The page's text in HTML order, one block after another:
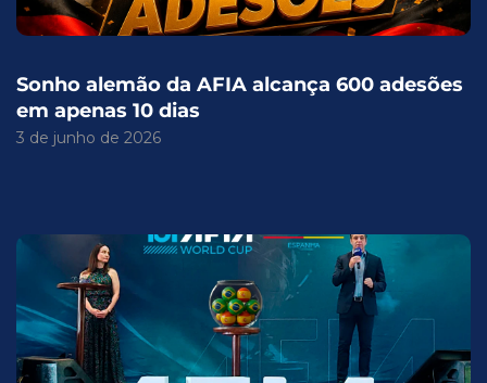
Sonho alemão da AFIA alcança 600 adesões
em apenas 10 dias
3 de junho de 2026